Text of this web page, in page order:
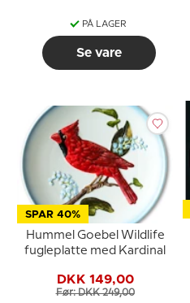
PÅ LAGER
Se vare
SPAR 40%
Hummel Goebel Wildlife
fugleplatte med Kardinal
DKK 149,00
Før: DKK 249,00